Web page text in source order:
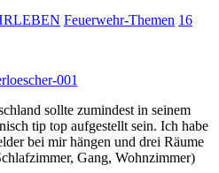
Feuerwehr-Themen 16
sollte zumindest in seinem
tip top aufgestellt sein. Ich habe
bei mir hängen und drei Räume
Gang, Wohnzimmer)